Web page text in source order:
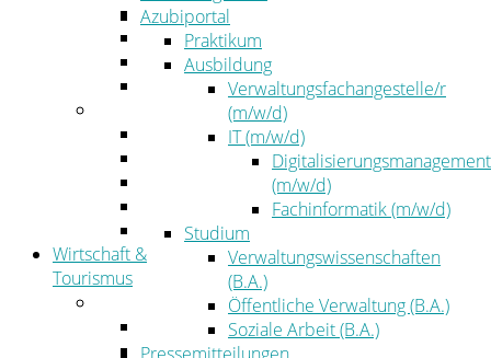
Kreistagsinformationssystem
Bürgerinformationssystem
Wahlen
Der Landrat
Kommunalaufsicht
Zahlen, Daten, Fakten
Wirtschaft &
Tourismus
Wirtschaftsförderung
Gewerbeflächen und Unternehmen
Azubiportal
Praktikum
Ausbildung
Verwaltungsfachangestelle/r
(m/w/d)
IT (m/w/d)
Digitalisierungsmanagement
(m/w/d)
Fachinformatik (m/w/d)
Studium
Verwaltungswissenschaften
(B.A.)
Öffentliche Verwaltung (B.A.)
Soziale Arbeit (B.A.)